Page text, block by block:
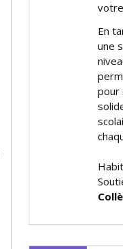
En
une
pour